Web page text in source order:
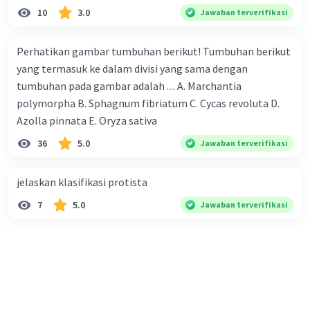
10 3.0 Jawaban terverifikasi
Perhatikan gambar tumbuhan berikut! Tumbuhan berikut
yang termasuk ke dalam divisi yang sama dengan
tumbuhan pada gambar adalah .... A. Marchantia
polymorpha B. Sphagnum fibriatum C. Cycas revoluta D.
Azolla pinnata E. Oryza sativa
36 5.0 Jawaban terverifikasi
jelaskan klasifikasi protista
7 5.0 Jawaban terverifikasi